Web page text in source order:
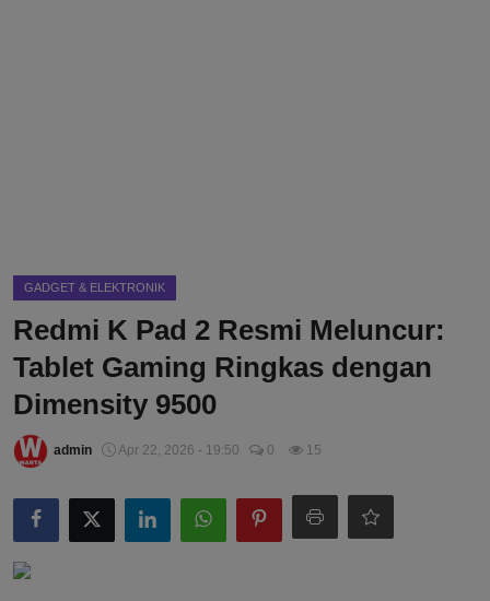
GADGET & ELEKTRONIK
Redmi K Pad 2 Resmi Meluncur:
Tablet Gaming Ringkas dengan
Dimensity 9500
admin Apr 22, 2026 - 19:50 0 15